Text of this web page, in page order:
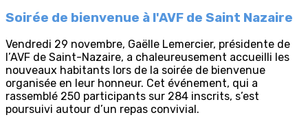
Soirée de bienvenue à l'AVF de Saint Nazaire
Vendredi 29 novembre, Gaëlle Lemercier, présidente de
l’AVF de Saint-Nazaire, a chaleureusement accueilli les
nouveaux habitants lors de la soirée de bienvenue
organisée en leur honneur. Cet événement, qui a
rassemblé 250 participants sur 284 inscrits, s’est
poursuivi autour d’un repas convivial.